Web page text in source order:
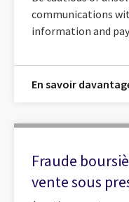
communications
information and
En savoir
Fraude
vente sous